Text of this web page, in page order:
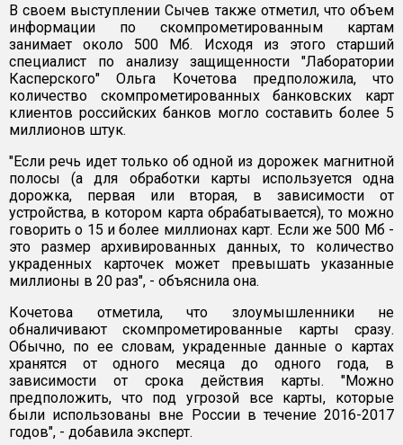
В своем выступлении Сычев также отметил, что объем
информации по скомпрометированным картам
занимает около 500 Мб. Исходя из этого старший
специалист по анализу защищенности "Лаборатории
Касперского" Ольга Кочетова предположила, что
количество скомпрометированных банковских карт
клиентов российских банков могло составить более 5
миллионов штук.
"Если речь идет только об одной из дорожек магнитной
полосы (а для обработки карты используется одна
дорожка, первая или вторая, в зависимости от
устройства, в котором карта обрабатывается), то можно
говорить о 15 и более миллионах карт. Если же 500 Мб -
это размер архивированных данных, то количество
украденных карточек может превышать указанные
миллионы в 20 раз", - объяснила она.
Кочетова отметила, что злоумышленники не
обналичивают скомпрометированные карты сразу.
Обычно, по ее словам, украденные данные о картах
хранятся от одного месяца до одного года, в
зависимости от срока действия карты. "Можно
предположить, что под угрозой все карты, которые
были использованы вне России в течение 2016-2017
годов", - добавила эксперт.